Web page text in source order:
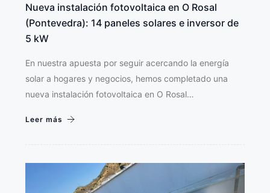
Nueva instalación fotovoltaica en O Rosal
(Pontevedra): 14 paneles solares e inversor de
5 kW
En nuestra apuesta por seguir acercando la energía
solar a hogares y negocios, hemos completado una
nueva instalación fotovoltaica en O Rosal…
Leer más